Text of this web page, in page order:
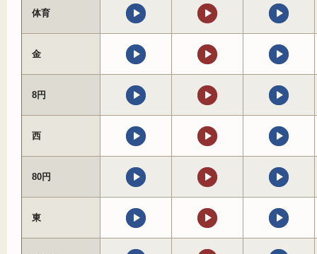
体育
金
8円
西
80円
東